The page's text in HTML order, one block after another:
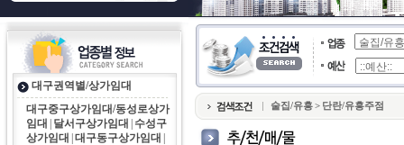
대구권역별/상가임대
대구중구상가임대/동성로상가
임대
달서구상가임대
수성구
상가임대 대구동구상가임대
술집/유흥 > 단란/유흥주점